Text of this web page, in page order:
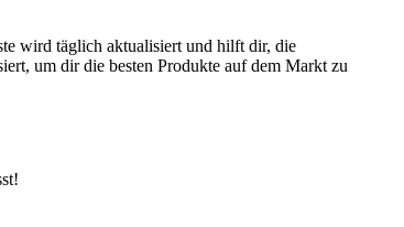
wird täglich aktualisiert ​und hilft dir, die
um‌ dir⁣ die besten Produkte auf dem Markt zu